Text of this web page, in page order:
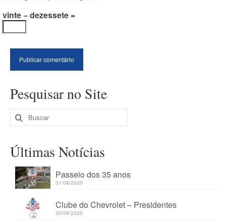
vinte − dezessete =
Pesquisar no Site
Buscar
por:
Últimas Notícias
Passeio dos 35 anos
31/08/2020
Clube do Chevrolet – Presidentes
30/08/2020